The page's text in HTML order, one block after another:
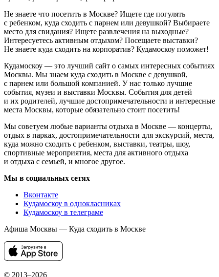
Не знаете что посетить в Москве? Ищете где погулять
с ребенком, куда сходить с парнем или девушкой? Выбираете
место для свидания? Ищете развлечения на выходные?
Интересуетесь активным отдыхом? Посещаете выставки?
Не знаете куда сходить на корпоратив? Кудамоскоу поможет!
Кудамоскоу — это лучший сайт о самых интересных событиях
Москвы. Мы знаем куда сходить в Москве с девушкой,
с парнем или большой компанией. У нас только лучшие
события, музеи и выставки Москвы. События для детей
и их родителей, лучшие достопримечательности и интересные
места Москвы, которые обязательно стоит посетить!
Мы советуем любые варианты отдыха в Москве — концерты,
отдых в парках, достопримечательности для экскурсий, места,
куда можно сходить с ребенком, выставки, театры, шоу,
спортивные мероприятия, места для активного отдыха
и отдыха с семьей, и многое другое.
Мы в социальных сетях
Вконтакте
Кудамоскоу в однокласниках
Кудамоскоу в телеграме
Афиша Москвы — Куда сходить в Москве
© 2013–2026